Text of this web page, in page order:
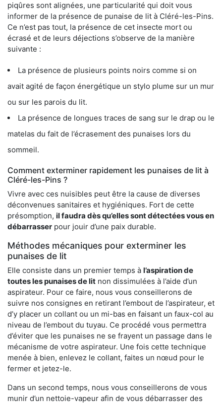
piqûres sont alignées, une particularité qui doit vous
informer de la présence de punaise de lit à Cléré-les-Pins.
Ce n’est pas tout, la présence de cet insecte mort ou
écrasé et de leurs déjections s’observe de la manière
suivante :
La présence de plusieurs points noirs comme si on
avait agité de façon énergétique un stylo plume sur un mur
ou sur les parois du lit.
La présence de longues traces de sang sur le drap ou le
matelas du fait de l’écrasement des punaises lors du
sommeil.
Comment exterminer rapidement les punaises de lit à
Cléré-les-Pins ?
Vivre avec ces nuisibles peut être la cause de diverses
déconvenues sanitaires et hygiéniques. Fort de cette
présomption, il faudra dès qu’elles sont détectées vous en
débarrasser pour jouir d’une paix durable.
Méthodes mécaniques pour exterminer les
punaises de lit
Elle consiste dans un premier temps à l’aspiration de
toutes les punaises de lit non dissimulées à l’aide d’un
aspirateur. Pour ce faire, nous vous conseillerons de
suivre nos consignes en retirant l’embout de l’aspirateur, et
d’y placer un collant ou un mi-bas en faisant un faux-col au
niveau de l’embout du tuyau. Ce procédé vous permettra
d’éviter que les punaises ne se frayent un passage dans le
mécanisme de votre aspirateur. Une fois cette technique
menée à bien, enlevez le collant, faites un nœud pour le
fermer et jetez-le.
Dans un second temps, nous vous conseillerons de vous
munir d’un nettoie-vapeur afin de vous débarrasser des